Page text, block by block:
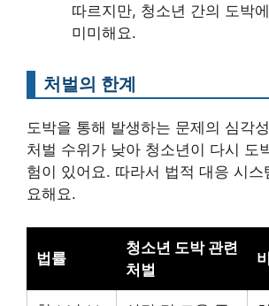
따르지만, 청소년 간의 도박
미미해요.
처벌의 한계
도박을 통해 발생하는 문제의 심각
처벌 수위가 낮아 청소년이 다시 도
험이 있어요. 따라서 법적 대응 시스
요해요.
법률
청소년 도박 관련
처벌